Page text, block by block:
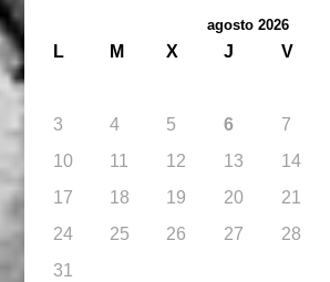
agosto 2026
L M X J V
3
4 5 6 7
10
11 12 13 14
17
18 19 20 21
24
25 26 27 28
31